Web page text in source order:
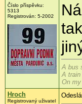
Číslo příspěvku:
5313
Registrován: 5-2002
A bus
A train
On
Hroch
Registrovaný uživatel